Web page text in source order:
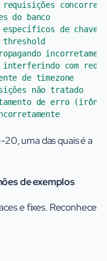
do banco
específicos de chave
threshold
com
de timezone
não tratado
de erro
uma das quais é a
de exemplos
e fixes. Reconhece